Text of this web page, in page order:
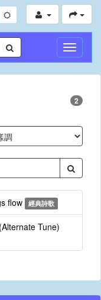
切
換
導
2
flow 經典詩歌
Tune)